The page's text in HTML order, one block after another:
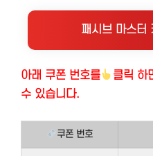
패시브 마스터
아래 쿠폰 번호를
클릭 하
수 있습니다.
쿠폰 번호